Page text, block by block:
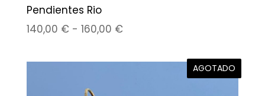
Pendientes Rio
140,00 € - 160,00 €Rango
precios:
AGOTADO